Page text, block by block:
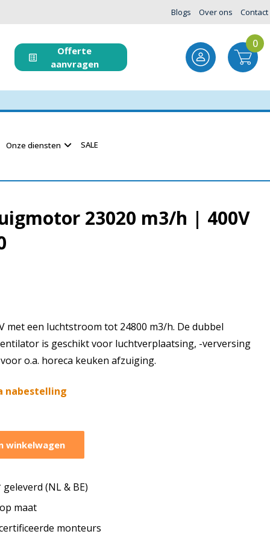
Blogs Over ons Contact
Offerte
aanvragen
0
Onze diensten SALE
23020 m3/h | 400V
met een luchtstroom tot 24800 m3/h. De dubbel
is geschikt voor luchtverplaatsing, -verversing
o.a. horeca keuken afzuiging.
nabestelling
winkelwagen
(NL & BE)
maat
monteurs